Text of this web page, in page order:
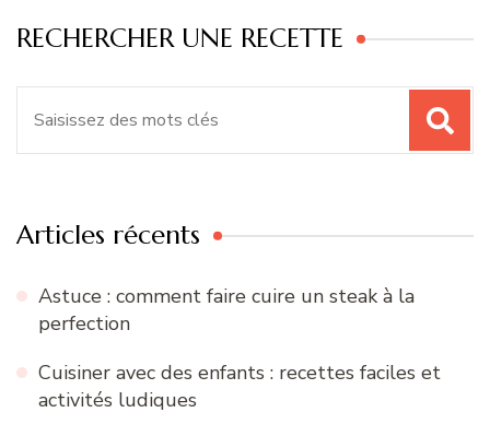
RECHERCHER UNE RECETTE
Articles récents
Astuce : comment faire cuire un steak à la
perfection
Cuisiner avec des enfants : recettes faciles et
activités ludiques